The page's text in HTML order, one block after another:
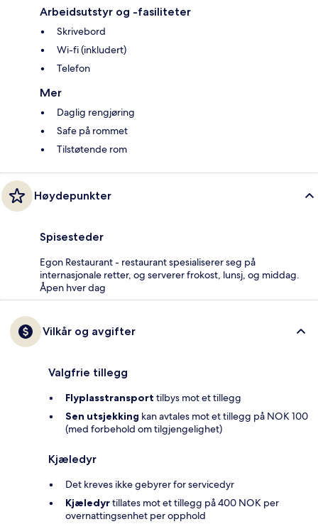
Arbeidsutstyr og -fasiliteter
Skrivebord
Wi-fi (inkludert)
Telefon
Mer
Daglig rengjøring
Safe på rommet
Tilstøtende rom
Høydepunkter
Spisesteder
Egon Restaurant - restaurant spesialiserer seg på
internasjonale retter, og serverer frokost, lunsj, og middag.
Åpen hver dag
Vilkår og avgifter
Valgfrie tillegg
Flyplasstransport tilbys mot et tillegg
Sen utsjekking kan avtales mot et tillegg på NOK 100
(med forbehold om tilgjengelighet)
Kjæledyr
Det kreves ikke gebyrer for servicedyr
Kjæledyrtillates mot et tillegg på 400 NOK per
overnattingsenhet per opphold